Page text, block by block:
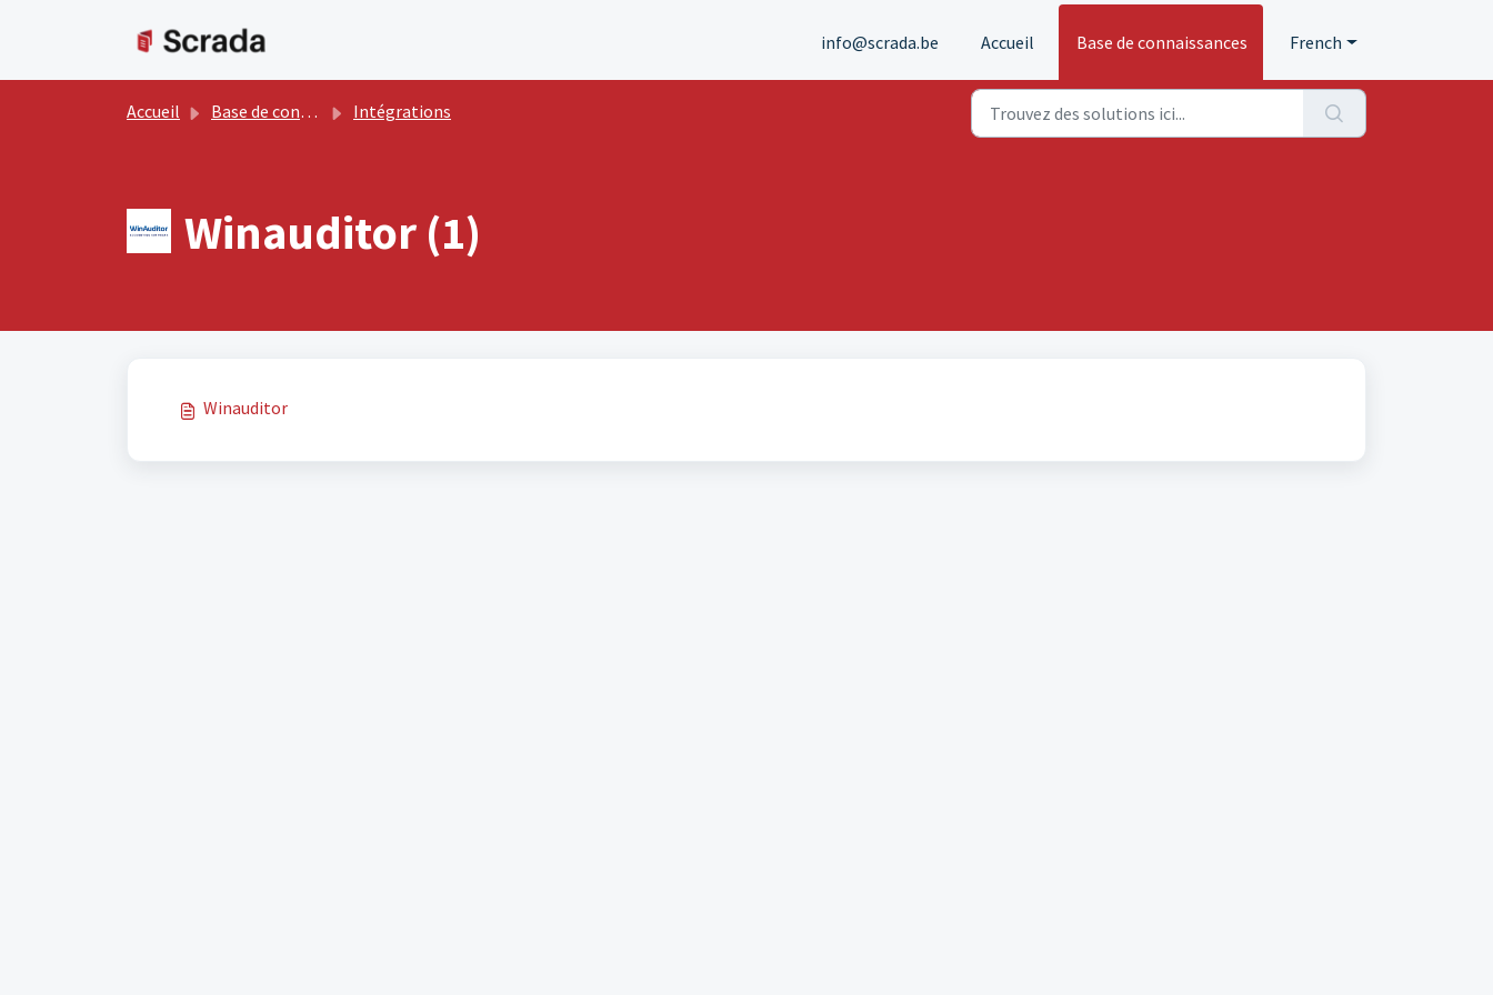
info@scrada.be
Accueil Base de connaissances French
Accueil Base de connaissances Intégrations
Winauditor (1)
Winauditor